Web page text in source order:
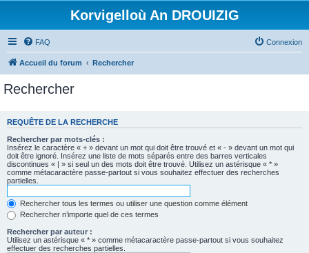
Korvigelloù An DROUIZIG
FAQ Connexion
Accueil du forum Rechercher
Rechercher
REQUÊTE DE LA RECHERCHE
Rechercher par mots-clés :
Insérez le caractère « + » devant un mot qui doit être trouvé et « - » devant un mot qui
doit être ignoré. Insérez une liste de mots séparés entre des barres verticales
discontinues « | » si seul un des mots doit être trouvé. Utilisez un astérisque « * »
comme métacaractère passe-partout si vous souhaitez effectuer des recherches
partielles.
Rechercher tous les termes ou utiliser une question comme élément
Rechercher n’importe quel de ces termes
Rechercher par auteur :
Utilisez un astérisque « * » comme métacaractère passe-partout si vous souhaitez
effectuer des recherches partielles.